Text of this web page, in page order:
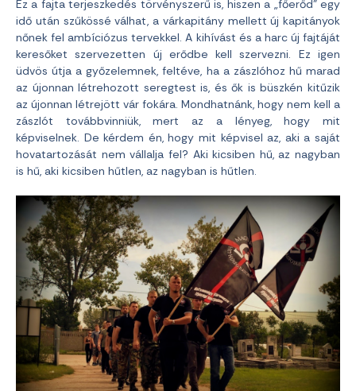
Ez a fajta terjeszkedés törvényszerű is, hiszen a „főerőd” egy
idő után szűkössé válhat, a várkapitány mellett új kapitányok
nőnek fel ambíciózus tervekkel. A kihívást és a harc új fajtáját
keresőket szervezetten új erődbe kell szervezni. Ez igen
üdvös útja a győzelemnek, feltéve, ha a zászlóhoz hű marad
az újonnan létrehozott seregtest is, és ők is büszkén kitűzik
az újonnan létrejött vár fokára. Mondhatnánk, hogy nem kell a
zászlót továbbvinniük, mert az a lényeg, hogy mit
képviselnek. De kérdem én, hogy mit képvisel az, aki a saját
hovatartozását nem vállalja fel? Aki kicsiben hű, az nagyban
is hű, aki kicsiben hűtlen, az nagyban is hűtlen.